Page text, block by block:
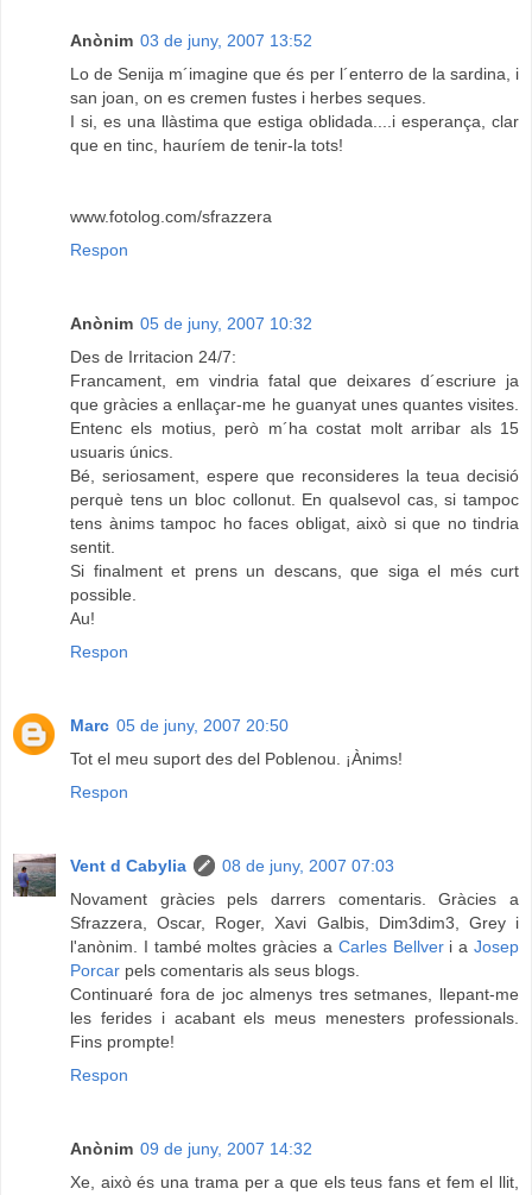
Anònim 03 de juny, 2007 13:52
Lo de Senija m´imagine que és per l´enterro de la sardina, i
san joan, on es cremen fustes i herbes seques.
I si, es una llàstima que estiga oblidada....i esperança, clar
que en tinc, hauríem de tenir-la tots!
www.fotolog.com/sfrazzera
Respon
Anònim 05 de juny, 2007 10:32
Des de Irritacion 24/7:
Francament, em vindria fatal que deixares d´escriure ja
que gràcies a enllaçar-me he guanyat unes quantes visites.
Entenc els motius, però m´ha costat molt arribar als 15
usuaris únics.
Bé, seriosament, espere que reconsideres la teua decisió
perquè tens un bloc collonut. En qualsevol cas, si tampoc
tens ànims tampoc ho faces obligat, això si que no tindria
sentit.
Si finalment et prens un descans, que siga el més curt
possible.
Au!
Respon
Marc 05 de juny, 2007 20:50
Tot el meu suport des del Poblenou. ¡Ànims!
Respon
Vent d Cabylia
08 de juny, 2007 07:03
Novament gràcies pels darrers comentaris. Gràcies a
Sfrazzera, Oscar, Roger, Xavi Galbis, Dim3dim3, Grey i
l'anònim. I també moltes gràcies a Carles Bellveri aJosep
Porcar pels comentaris als seus blogs.
Continuaré fora de joc almenys tres setmanes, llepant-me
les ferides i acabant els meus menesters professionals.
Fins prompte!
Respon
Anònim 09 de juny, 2007 14:32
Xe, això és una trama per a que els teus fans et fem el llit,